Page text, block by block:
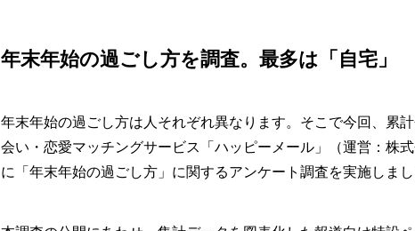
年末年始の過ごし方を調査。最多は「自宅」
年末年始の過ごし方は人それぞれ異なります。そこで今回、累
会い・恋愛マッチングサービス「ハッピーメール」（運営：株
に「年末年始の過ごし方」に関するアンケート調査を実施しまし